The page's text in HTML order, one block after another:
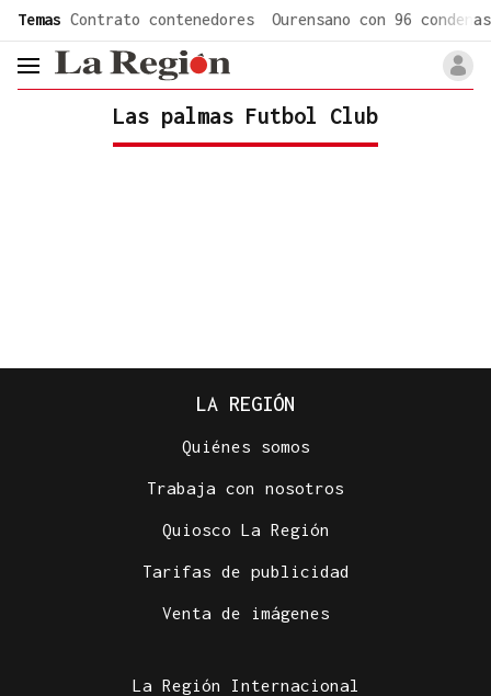
Temas Contrato contenedores Ourensano con 96 condenas
header.menu.open
Las palmas Futbol Club
LA REGIÓN
Quiénes somos
Trabaja con nosotros
Quiosco La Región
Tarifas de publicidad
Venta de imágenes
La Región Internacional